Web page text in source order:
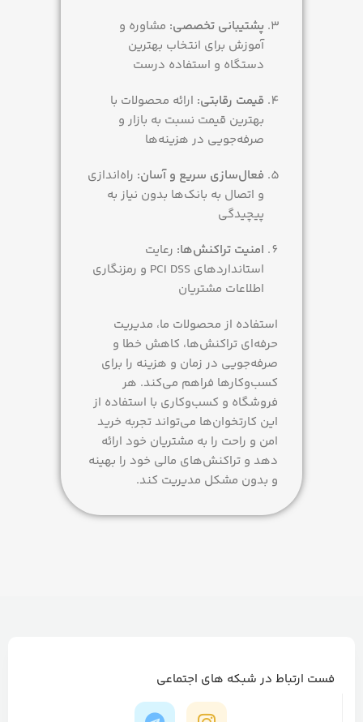
پشتیبانی تخصصی: مشاوره و
آموزش برای انتخاب بهترین
دستگاه و استفاده درست
قیمت رقابتی: ارائه محصولات با
بهترین قیمت نسبت به بازار و
صرفه‌جویی در هزینه‌ها
فعال‌سازی سریع و آسان: راه‌اندازی
و اتصال به بانک‌ها بدون نیاز به
پیچیدگی
امنیت تراکنش‌ها: رعایت
استانداردهای PCI DSS و رمزنگاری
اطلاعات مشتریان
استفاده از محصولات ما، مدیریت
حرفه‌ای تراکنش‌ها، کاهش خطا و
صرفه‌جویی در زمان و هزینه را برای
کسب‌وکارها فراهم می‌کند. هر
فروشگاه و کسب‌وکاری با استفاده از
این کارتخوان‌ها می‌تواند تجربه خرید
امن و راحت را به مشتریان خود ارائه
دهد و تراکنش‌های مالی خود را بهینه
و بدون مشکل مدیریت کند.
فست ارتباط در شبکه های اجتماعی